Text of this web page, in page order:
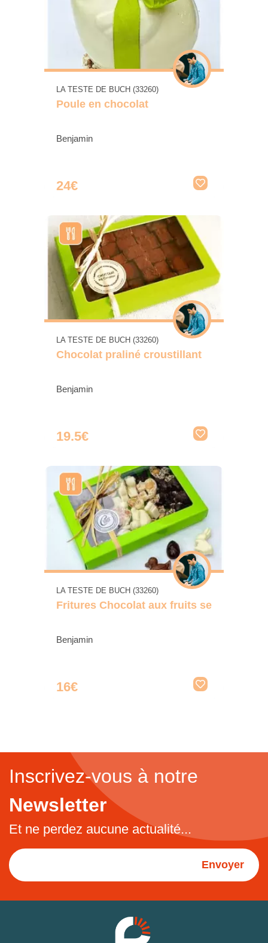
LA TESTE DE BUCH (33260)
Poule en chocolat
Benjamin
24€
LA TESTE DE BUCH (33260)
Chocolat praliné croustillant
Benjamin
19.5€
LA TESTE DE BUCH (33260)
Fritures Chocolat aux fruits se
Benjamin
16€
Inscrivez-vous à notre
Newsletter
Et ne perdez aucune actualité...
Envoyer